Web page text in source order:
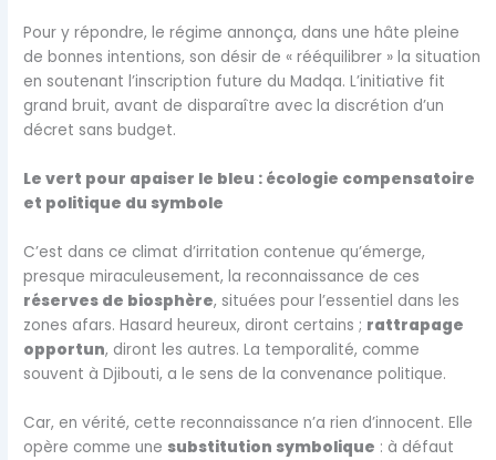
Pour y répondre, le régime annonça, dans une hâte pleine
de bonnes intentions, son désir de « rééquilibrer » la situation
en soutenant l’inscription future du Madqa. L’initiative fit
grand bruit, avant de disparaître avec la discrétion d’un
décret sans budget.
Le vert pour apaiser le bleu : écologie compensatoire
et politique du symbole
C’est dans ce climat d’irritation contenue qu’émerge,
presque miraculeusement, la reconnaissance de ces
réserves de biosphère, situées pour l’essentiel dans les
zones afars. Hasard heureux, diront certains ; rattrapage
opportun, diront les autres. La temporalité, comme
souvent à Djibouti, a le sens de la convenance politique.
Car, en vérité, cette reconnaissance n’a rien d’innocent. Elle
opère comme une substitution symbolique : à défaut